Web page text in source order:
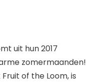
uit hun 2017
zomermaanden!
of the Loom, is